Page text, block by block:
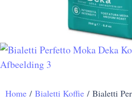
Home /Bialetti Koffie / Bialetti